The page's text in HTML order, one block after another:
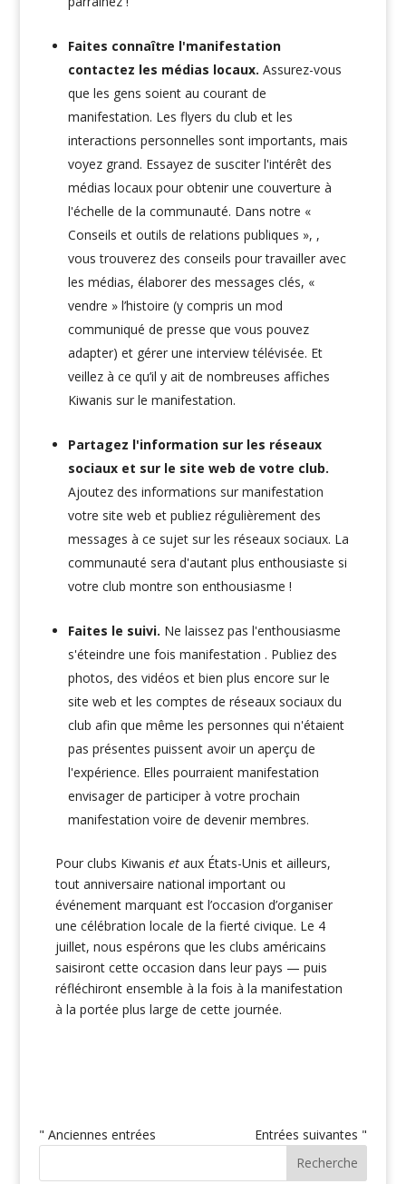
Faites connaître l'manifestation
contactez les médias locaux. Assurez-vous
que les gens soient au courant de
manifestation. Les flyers du club et les
interactions personnelles sont importants, mais
voyez grand. Essayez de susciter l'intérêt des
médias locaux pour obtenir une couverture à
l'échelle de la communauté. Dans notre «
Conseils et outils de relations publiques », ,
vous trouverez des conseils pour travailler avec
les médias, élaborer des messages clés, «
vendre » l’histoire (y compris un mod
communiqué de presse que vous pouvez
adapter) et gérer une interview télévisée. Et
veillez à ce qu’il y ait de nombreuses affiches
Kiwanis sur le manifestation.
Partagez l'information sur les réseaux
sociaux et sur le site web de votre club.
Ajoutez des informations sur manifestation
votre site web et publiez régulièrement des
messages à ce sujet sur les réseaux sociaux. La
communauté sera d'autant plus enthousiaste si
votre club montre son enthousiasme !
Faites le suivi. Ne laissez pas l'enthousiasme
s'éteindre une fois manifestation . Publiez des
photos, des vidéos et bien plus encore sur le
site web et les comptes de réseaux sociaux du
club afin que même les personnes qui n'étaient
pas présentes puissent avoir un aperçu de
l'expérience. Elles pourraient manifestation
envisager de participer à votre prochain
manifestation voire de devenir membres.
Pour clubs Kiwanis etaux États-Unis et ailleurs,
tout anniversaire national important ou
événement marquant est l’occasion d’organiser
une célébration locale de la fierté civique. Le 4
juillet, nous espérons que les clubs américains
saisiront cette occasion dans leur pays — puis
réfléchiront ensemble à la fois à la manifestation
à la portée plus large de cette journée.
" Anciennes entrées
Entrées suivantes "
Recherche